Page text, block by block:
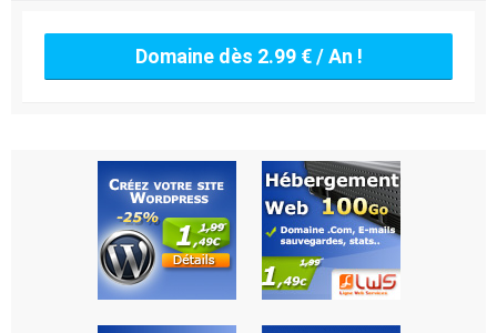
Domaine dès 2.99 € / An !